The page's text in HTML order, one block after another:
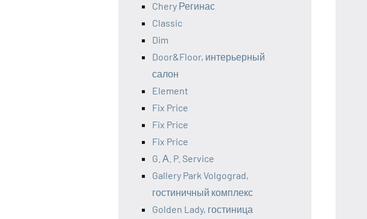
Chery Регинас
Classic
Dim
Door&Floor, интерьерный
салон
Element
Fix Price
Fix Price
Fix Price
G. А. P. Service
Gallery Park Volgograd,
гостиничный комплекс
Golden Lady, гостиница